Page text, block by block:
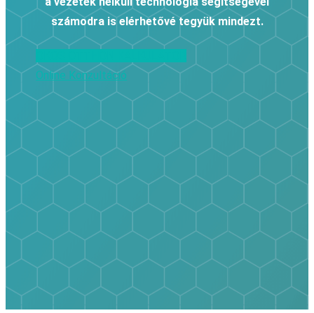
számodra is elérhetővé tegyük mindezt.
Online Konzultáció